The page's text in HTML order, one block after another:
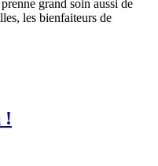
grand soin aussi de
les bienfaiteurs de
!